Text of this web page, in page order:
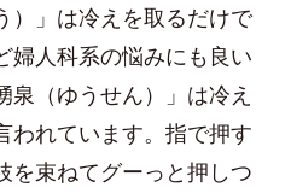
）」は冷えを取るだけで
婦人科系の悩みにも良い
泉（ゆうせん）」は冷え
われています。指で押す
を束ねてグーっと押しつ